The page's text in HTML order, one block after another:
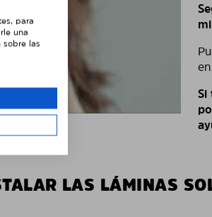
Si
LAS LÁMINAS
para
una
sobre las